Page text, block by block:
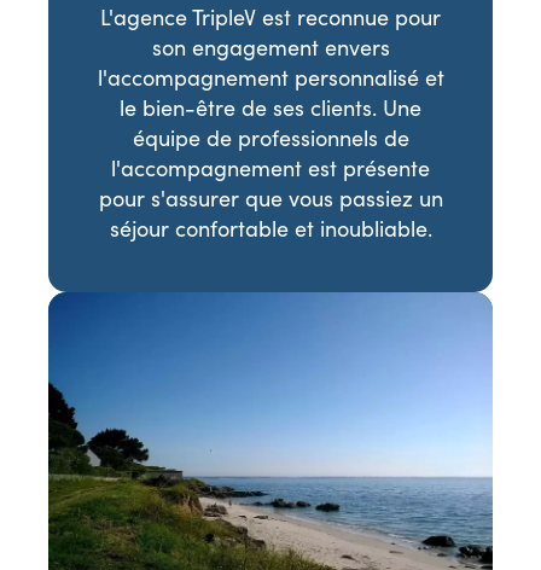
L'agence TripleV est reconnue pour
son engagement envers
l'accompagnement personnalisé et
le bien-être de ses clients. Une
équipe de professionnels de
l'accompagnement est présente
pour s'assurer que vous passiez un
séjour confortable et inoubliable.